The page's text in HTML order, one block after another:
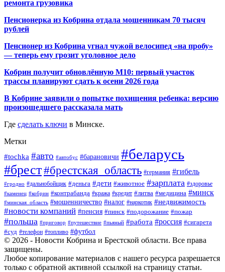
ремонта грузовика
Пенсионерка из Кобрина отдала мошенникам 70 тысяч
рублей
Пенсионер из Кобрина угнал чужой велосипед «на пробу»
— теперь ему грозит уголовное дело
Кобрин получит обновлённую М10: первый участок
трассы планируют сдать к осени 2026 года
В Кобрине заявили о попытке похищения ребенка: версию
произошедшего рассказала мать
Где сделать ключи в Минске.
Метки
#tochka #авто #автобус #барановичи #беларусь
#брест#брестская_область #германия #гибель
#гродно #дальнобойщик #деньга #дети #животное #зарплата #здоровье
#каменец #кобрин #контрабанда #кража #кредит #литва #медицина #минск
#минская_область #мошенничество #налог #наркотик #недвижимость
#новости компаний #пенсия #пинск #подорожание #пожар
#польша #приговор #путешествие #пьяный #работа #россия #сигарета
#суд #телефон #топливо #футбол
© 2026 - Новости Кобрина и Брестской области. Все права
защищены.
Любое копирование материалов с нашего ресурса разрешается
только с обратной активной ссылкой на страницу статьи.